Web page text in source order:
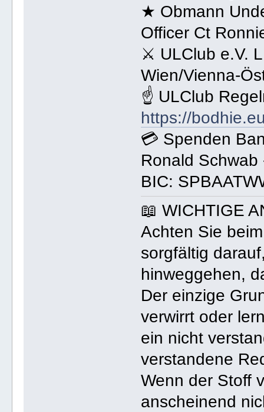
★ Obmann
Officer Ct
⚔ ULClub e.V.
Wien/Vienna-
☝ ULClub
https://
💳 Spenden
Ronald
BIC:
📖 WICHTIGE
Achten Sie
sorgfältig
hinweggehen,
Der einzige
verwirrt oder
ein nicht
verstandene
Wenn der Stoff
anscheinend